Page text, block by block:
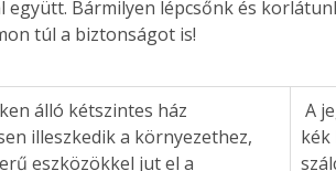
együtt. Bármilyen lépcsőnk és
túl a biztonságot is!
álló kétszintes ház
illeszkedik a környezethez,
eszközökkel jut el a
A jeges téli hangulatú lépcsőtér fehér-
kék